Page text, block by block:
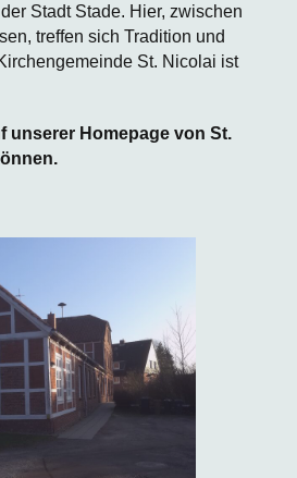
Stadt Stade. Hier, zwischen
treffen sich Tradition und
St. Nicolai ist
unserer Homepage von St.